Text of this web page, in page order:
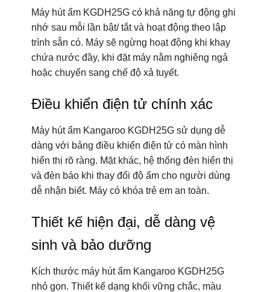
Máy hút ẩm KGDH25G có khả năng tự động ghi
nhớ sau mỗi lần bật/ tắt và hoạt động theo lập
trình sẵn có. Máy sẽ ngừng hoạt động khi khay
chứa nước đầy, khi đặt máy nằm nghiêng ngả
hoặc chuyển sang chế độ xả tuyết.
Điều khiển điện tử chính xác
Máy hút ẩm Kangaroo KGDH25G sử dụng dễ
dàng với bảng điều khiển điện tử có màn hình
hiển thị rõ ràng. Mặt khác, hệ thống đèn hiển thị
và đèn báo khi thay đổi độ ẩm cho người dùng
dễ nhận biết. Máy có khóa trẻ em an toàn.
Thiết kế hiện đại, dễ dàng vệ
sinh và bảo dưỡng
Kích thước máy hút ẩm Kangaroo KGDH25G
nhỏ gọn. Thiết kế dạng khối vững chắc, màu